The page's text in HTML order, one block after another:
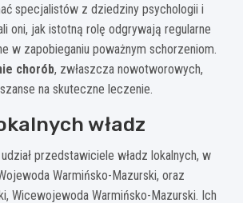
specjalistów z dziedziny psychologii i
oni, jak istotną rolę odgrywają regularne
w zapobieganiu poważnym schorzeniom.
chorób, zwłaszcza nowotworowych,
na skuteczne leczenie.
władz
przedstawiciele władz lokalnych, w
Warmińsko-Mazurski, oraz
Wicewojewoda Warmińsko-Mazurski. Ich